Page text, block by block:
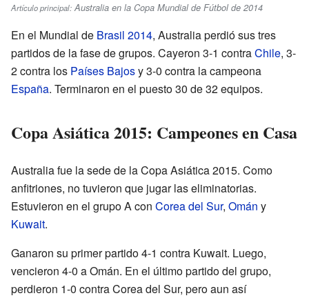
Artículo principal: Australia en la Copa Mundial de Fútbol de 2014
En el Mundial de Brasil 2014, Australia perdió sus tres
partidos de la fase de grupos. Cayeron 3-1 contraChile, 3-
2 contra los Países Bajosy 3-0 contra la campeona
España. Terminaron en el puesto 30 de 32 equipos.
Copa Asiática 2015: Campeones en Casa
Australia fue la sede de la Copa Asiática 2015. Como
anfitriones, no tuvieron que jugar las eliminatorias.
Estuvieron en el grupo A con Corea del Sur, Omán y
Kuwait.
Ganaron su primer partido 4-1 contra Kuwait. Luego,
vencieron 4-0 a Omán. En el último partido del grupo,
perdieron 1-0 contra Corea del Sur, pero aun así